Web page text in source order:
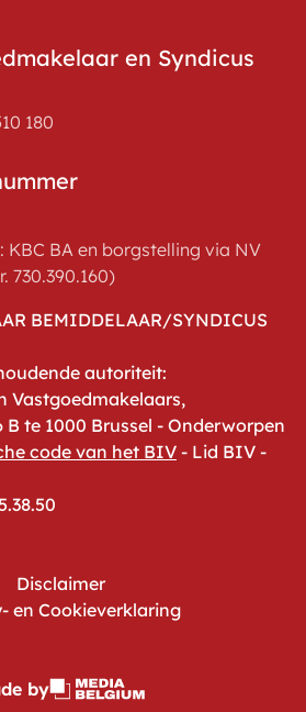
en Syndicus
180
KBC BA en borgstelling via NV
730.390.160)
BEMIDDELAAR/SYNDICUS
autoriteit:
Vastgoedmakelaars,
te 1000 Brussel - Onderworpen
code van het BIV - Lid BIV -
Disclaimer
en Cookieverklaring
by